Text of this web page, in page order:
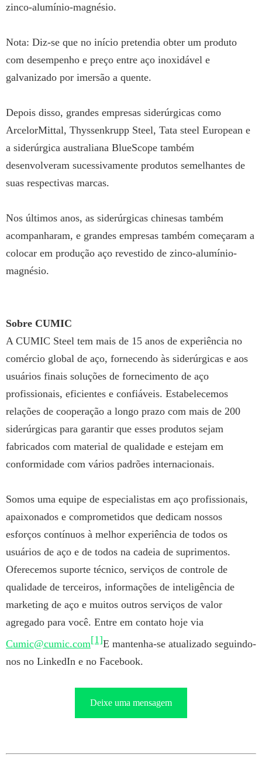
zinco-alumínio-magnésio.
Nota: Diz-se que no início pretendia obter um produto
com desempenho e preço entre aço inoxidável e
galvanizado por imersão a quente.
Depois disso, grandes empresas siderúrgicas como
ArcelorMittal, Thyssenkrupp Steel, Tata steel European e
a siderúrgica australiana BlueScope também
desenvolveram sucessivamente produtos semelhantes de
suas respectivas marcas.
Nos últimos anos, as siderúrgicas chinesas também
acompanharam, e grandes empresas também começaram a
colocar em produção aço revestido de zinco-alumínio-
magnésio.
Sobre CUMIC
A CUMIC Steel tem mais de 15 anos de experiência no
comércio global de aço, fornecendo às siderúrgicas e aos
usuários finais soluções de fornecimento de aço
profissionais, eficientes e confiáveis. Estabelecemos
relações de cooperação a longo prazo com mais de 200
siderúrgicas para garantir que esses produtos sejam
fabricados com material de qualidade e estejam em
conformidade com vários padrões internacionais.
Somos uma equipe de especialistas em aço profissionais,
apaixonados e comprometidos que dedicam nossos
esforços contínuos à melhor experiência de todos os
usuários de aço e de todos na cadeia de suprimentos.
Oferecemos suporte técnico, serviços de controle de
qualidade de terceiros, informações de inteligência de
marketing de aço e muitos outros serviços de valor
agregado para você. Entre em contato hoje via
Cumic@cumic.com[1]E mantenha-se atualizado seguindo-
nos no LinkedIn e no Facebook.
Deixe uma mensagem